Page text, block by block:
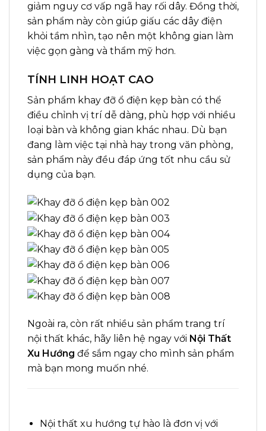
giảm nguy cơ vấp ngã hay rối dây. Đồng thời,
sản phẩm này còn giúp giấu các dây điện
khỏi tầm nhìn, tạo nên một không gian làm
việc gọn gàng và thẩm mỹ hơn.
TÍNH LINH HOẠT CAO
Sản phẩm khay đỡ ổ điện kẹp bàn có thể
điều chỉnh vị trí dễ dàng, phù hợp với nhiều
loại bàn và không gian khác nhau. Dù bạn
đang làm việc tại nhà hay trong văn phòng,
sản phẩm này đều đáp ứng tốt nhu cầu sử
dụng của bạn.
Ngoài ra, còn rất nhiều sản phẩm trang trí
nội thất khác, hãy liên hệ ngay với Nội Thất
Xu Hướng để sắm ngay cho mình sản phẩm
mà bạn mong muốn nhé.
Nội thất xu hướng tự hào là đơn vị với